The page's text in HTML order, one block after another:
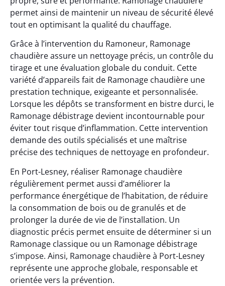
permet ainsi de maintenir un niveau de sécurité élevé
tout en optimisant la qualité du chauffage.
Grâce à l’intervention du Ramoneur, Ramonage
chaudière assure un nettoyage précis, un contrôle du
tirage et une évaluation globale du conduit. Cette
variété d’appareils fait de Ramonage chaudière une
prestation technique, exigeante et personnalisée.
Lorsque les dépôts se transforment en bistre durci, le
Ramonage débistrage devient incontournable pour
éviter tout risque d’inflammation. Cette intervention
demande des outils spécialisés et une maîtrise
précise des techniques de nettoyage en profondeur.
En Port-Lesney, réaliser Ramonage chaudière
régulièrement permet aussi d’améliorer la
performance énergétique de l’habitation, de réduire
la consommation de bois ou de granulés et de
prolonger la durée de vie de l’installation. Un
diagnostic précis permet ensuite de déterminer si un
Ramonage classique ou un Ramonage débistrage
s’impose. Ainsi, Ramonage chaudière à Port-Lesney
représente une approche globale, responsable et
orientée vers la prévention.